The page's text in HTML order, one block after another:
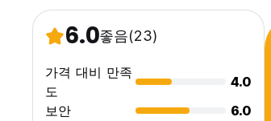
6.0좋음(23)
가격 대비 만족
도
4.0
보안
6.0